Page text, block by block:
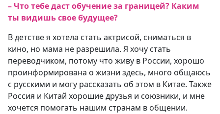
– Что тебе даст обучение за границей? Каким
ты видишь свое будущее?
В детстве я хотела стать актрисой, сниматься в
кино, но мама не разрешила. Я хочу стать
переводчиком, потому что живу в России, хорошо
проинформирована о жизни здесь, много общаюсь
с русскими и могу рассказать об этом в Китае. Также
Россия и Китай хорошие друзья и союзники, и мне
хочется помогать нашим странам в общении.